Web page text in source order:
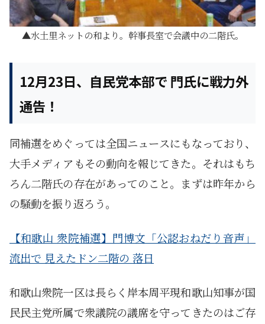
水土里ネットの和より。幹事長室で会議中の二階氏。
12月23日、自民党本部で 門氏に戦力外
通告！
同補選をめぐっては全国ニュースにもなっており、
大手メディアもその動向を報じてきた。それはもち
ろん二階氏の存在があってのこと。まずは昨年から
の騒動を振り返ろう。
【和歌山 衆院補選】門博文「公認おねだり音声」
流出で 見えたドン二階の 落日
和歌山衆院一区は長らく岸本周平現和歌山知事が国
民民主党所属で衆議院の議席を守ってきたのはご存